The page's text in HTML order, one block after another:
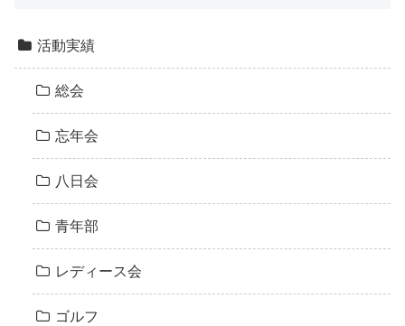
活動実績
総会
忘年会
八日会
青年部
レディース会
ゴルフ